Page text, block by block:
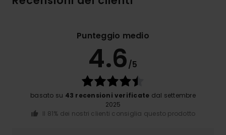
Punteggio medio
4.6/5
basato su 43 recensioni verificate dal settembre
2025
Il 81% dei nostri clienti consiglia questo prodotto